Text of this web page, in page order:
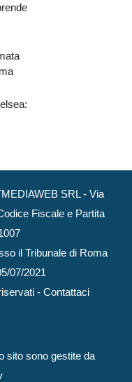
SRL - Via
Fiscale e Partita
il Tribunale di Roma
07/2021
- Contattaci
sito sono gestite da